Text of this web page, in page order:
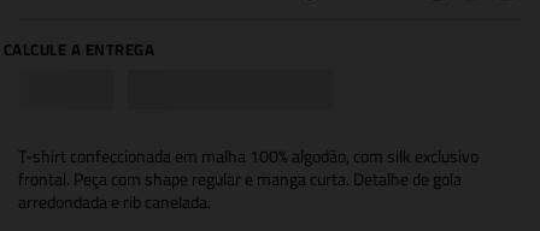
T-shirt confeccionada em malha 100% algodão, com silk exclusivo
frontal. Peça com shape regular e manga curta. Detalhe de gola
arredondada e rib canelada.